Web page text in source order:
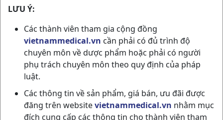
LƯU Ý:
Các thành viên tham gia cộng đồng
vietnammedical.vn cần phải có đủ trình độ
chuyên môn về dược phẩm hoặc phải có người
phụ trách chuyên môn theo quy định của pháp
luật.
Các thông tin về sản phẩm, giá bán, ưu đãi được
đăng trên websitevietnammedical.vn nhằm mục
đích cung cấp các thông tin cho thành viên tham